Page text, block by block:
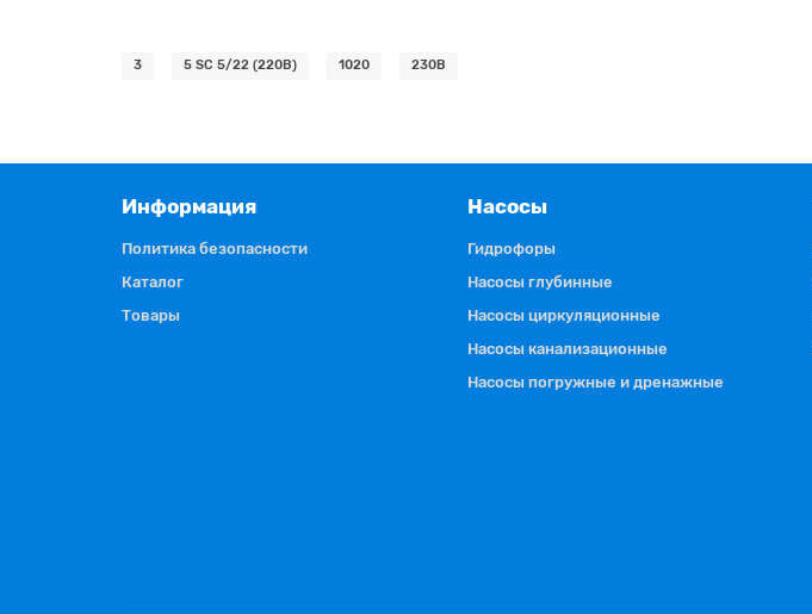
3 5 SC 5/22 (220В) 1020 230В
Информация
Политика безопасности
Каталог
Товары
Насосы
Гидрофоры
Насосы глубинные
Насосы циркуляционные
Насосы канализационные
Насосы погружные и дренажные